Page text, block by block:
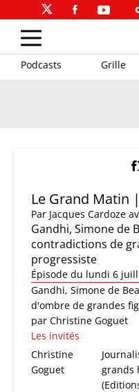
Podcasts Grille
Le Grand Matin
Par Jacques Cardoze
Gandhi, Simone de
contradictions de
progressiste
Épisode du lundi 6
Gandhi, Simone de
d'ombre de grandes
par Christine Goguet
Les invités
Christine
Goguet
grands